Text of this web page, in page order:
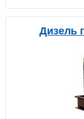
Дизель